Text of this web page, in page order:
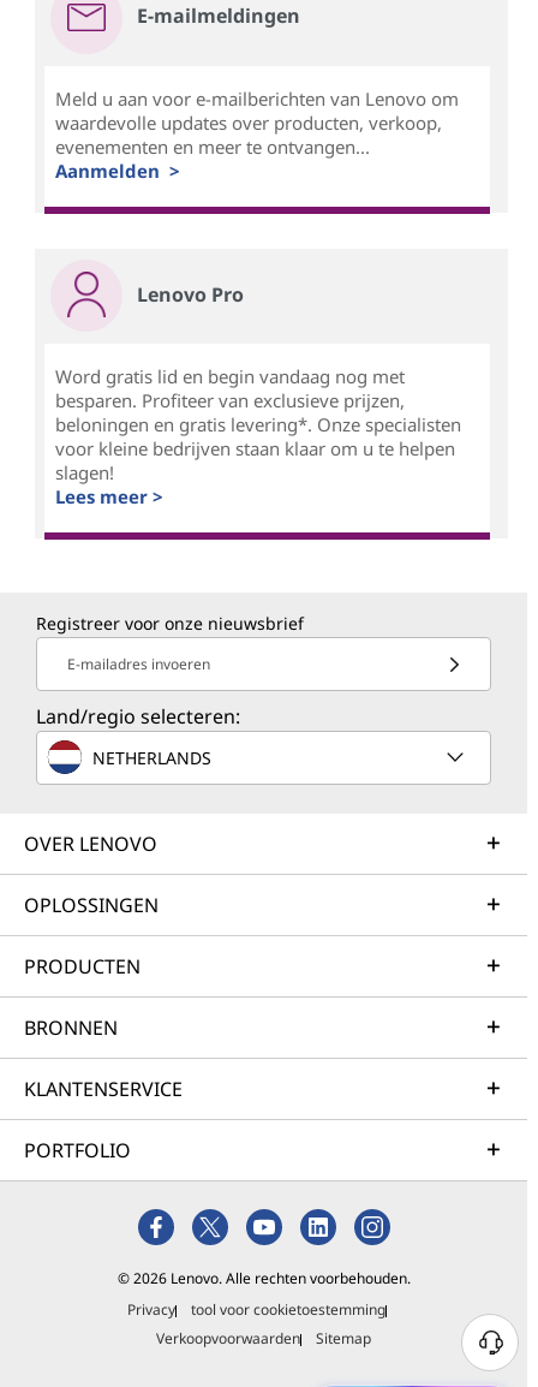
E-mailmeldingen
Meld u aan voor e-mailberichten van Lenovo om
waardevolle updates over producten, verkoop,
evenementen en meer te ontvangen...
Aanmelden >
Lenovo Pro
Word gratis lid en begin vandaag nog met
besparen. Profiteer van exclusieve prijzen,
beloningen en gratis levering*. Onze specialisten
voor kleine bedrijven staan klaar om u te helpen
slagen!
Lees meer >
Registreer voor onze nieuwsbrief
E-mailadres invoeren
Land/regio selecteren:
NETHERLANDS
OVER LENOVO
OPLOSSINGEN
PRODUCTEN
BRONNEN
KLANTENSERVICE
PORTFOLIO
© 2026 Lenovo. Alle rechten voorbehouden.
Privacy
tool voor cookietoestemming
Verkoopvoorwaarden
Sitemap